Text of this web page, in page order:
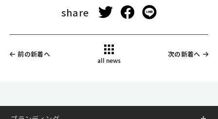
share
前の新着へ
all news
次の新着へ